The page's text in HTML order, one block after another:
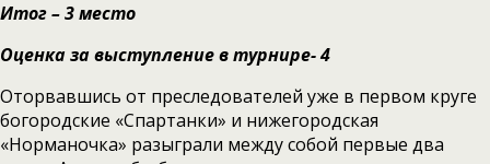
Итог – 3 место
Оценка за выступление в турнире- 4
Оторвавшись от преследователей уже в первом круге
богородские «Спартанки» и нижегородская
«Норманочка» разыграли между собой первые два